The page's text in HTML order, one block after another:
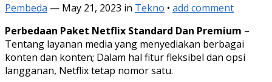
Pembeda — May 21, 2023 in Tekno • add comment
Perbedaan Paket Netflix Standard Dan Premium –
Tentang layanan media yang menyediakan berbagai
konten dan konten; Dalam hal fitur fleksibel dan opsi
langganan, Netflix tetap nomor satu.